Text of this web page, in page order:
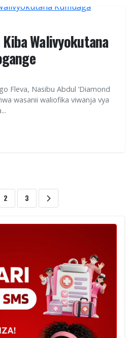
Walivyokutana
Fleva, Nasibu Abdul ‘Diamond
wasanii waliofika viwanja vya
2 3